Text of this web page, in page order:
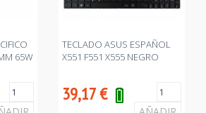
65W
TECLADO ASUS ESPAÑOL
X551 F551 X555 NEGRO
39,17€